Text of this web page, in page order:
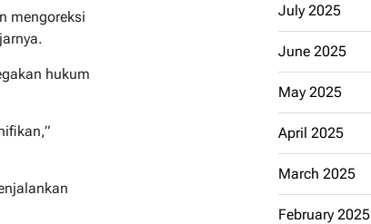
mengoreksi
hukum
July 2025
June 2025
May 2025
April 2025
March 2025
February 2025